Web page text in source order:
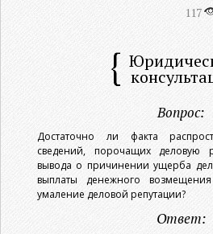
117
Вопрос:
Достаточно ли факта
сведений, порочащих деловую
вывода о причинении ущерба
выплаты денежного
умаление деловой репутации?
Ответ: